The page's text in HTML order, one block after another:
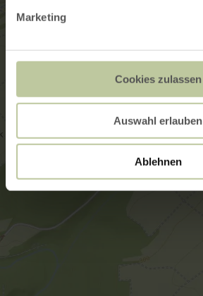
Marketing
Cookies zulassen
Auswahl erlauben
Ablehnen